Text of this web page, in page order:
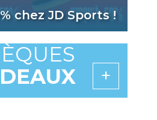
chez JD Sports !